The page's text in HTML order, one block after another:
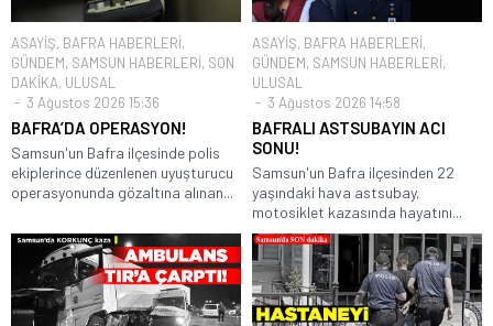
ASAYİŞ, BAFRA HABERLERİ,
GÜNDEM, SAMSUN HABERLERİ, SON
DAKİKA, ULUSAL
3 Ağustos 2026 15:36
BAFRA’DA OPERASYON!
Samsun'un Bafra ilçesinde polis
ekiplerince düzenlenen uyuşturucu
operasyonunda gözaltına alınan...
ASAYİŞ, BAFRA HABERLERİ,
GÜNDEM, SAMSUN HABERLERİ,
ULUSAL
3 Ağustos 2026 14:58
BAFRALI ASTSUBAYIN ACI
SONU!
Samsun'un Bafra ilçesinden 22
yaşındaki hava astsubay,
motosiklet kazasında hayatını...